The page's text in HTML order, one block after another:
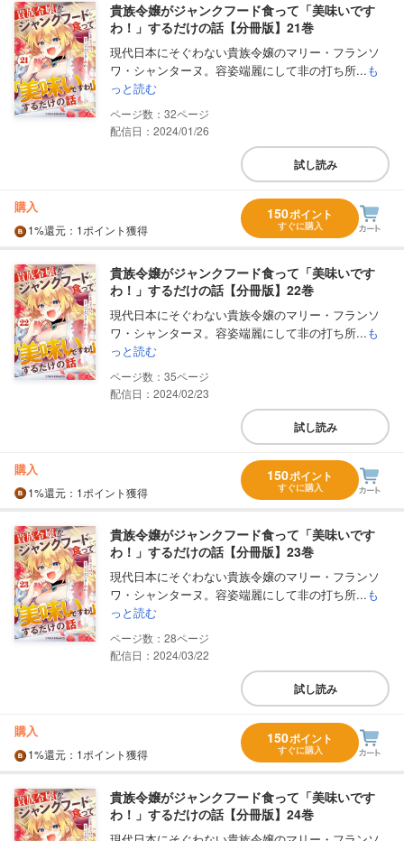
貴族令嬢がジャンクフード食って「美味いです
わ！」するだけの話【分冊版】21巻
現代日本にそぐわない貴族令嬢のマリー・フランソ
ワ・シャンターヌ。容姿端麗にして非の打ち所...も
っと読む
32
配信日：2024/01/26
試し読み
購入
1%還元 ：1ポイント獲得
150ポイント
すぐに購入
貴族令嬢がジャンクフード食って「美味いです
わ！」するだけの話【分冊版】22巻
現代日本にそぐわない貴族令嬢のマリー・フランソ
ワ・シャンターヌ。容姿端麗にして非の打ち所...も
っと読む
35
配信日：2024/02/23
試し読み
購入
1%還元 ：1ポイント獲得
150ポイント
すぐに購入
貴族令嬢がジャンクフード食って「美味いです
わ！」するだけの話【分冊版】23巻
現代日本にそぐわない貴族令嬢のマリー・フランソ
ワ・シャンターヌ。容姿端麗にして非の打ち所...も
っと読む
28
配信日：2024/03/22
試し読み
購入
1%還元 ：1ポイント獲得
150ポイント
すぐに購入
貴族令嬢がジャンクフード食って「美味いです
わ！」するだけの話【分冊版】24巻